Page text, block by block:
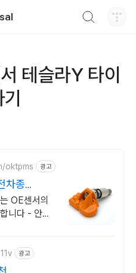
테슬라Y 타이
oktpms 광고
차종
OE센서의
니다 - 안전
광고